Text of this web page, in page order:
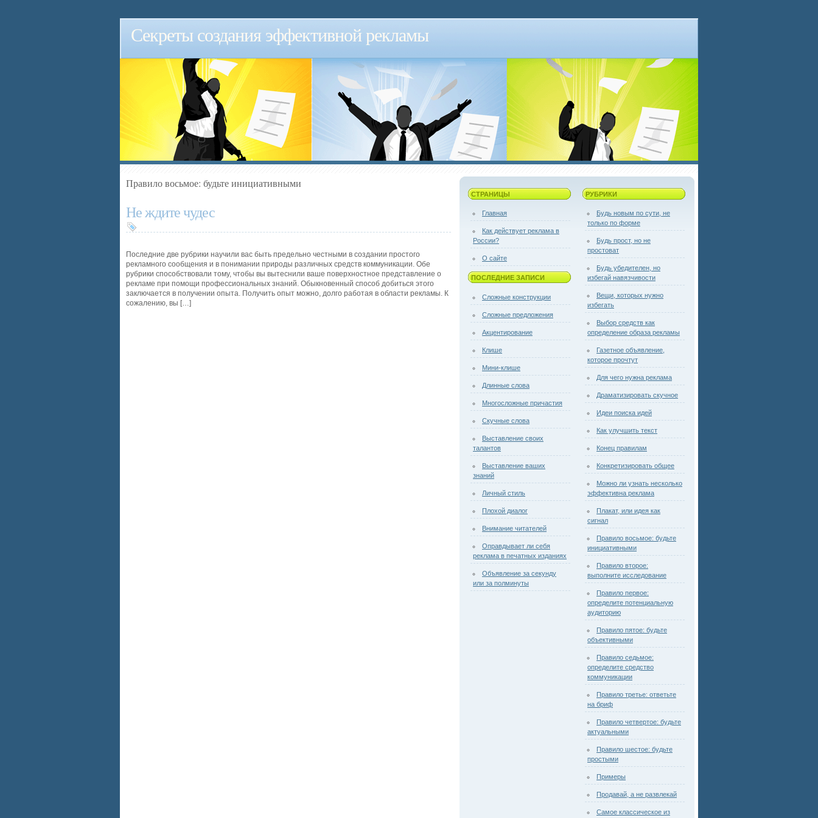
Секреты создания эффективной рекламы
Правило восьмое: будьте инициативными
Не ждите чудес
Последние две рубрики научили вас быть предельно честными в создании простого
рекламного сообщения и в понимании природы различных средств коммуникации. Обе
рубрики способствовали тому, чтобы вы вытеснили ваше поверхностное представление о
рекламе при помощи профессиональных знаний. Обыкновенный способ добиться этого
заключается в получении опыта. Получить опыт можно, долго работая в области рекламы. К
сожалению, вы […]
СТРАНИЦЫ
Главная
Как действует реклама в
России?
О сайте
ПОСЛЕДНИЕ ЗАПИСИ
Сложные конструкции
Сложные предложения
Акцентирование
Клише
Мини-клише
Длинные слова
Многосложные причастия
Скучные слова
Выставление своих
талантов
Выставление ваших
знаний
Личный стиль
Плохой диалог
Внимание читателей
Оправдывает ли себя
реклама в печатных изданиях
Объявление за секунду
или за полминуты
РУБРИКИ
Будь новым по сути, не
только по форме
Будь прост, но не
простоват
Будь убедителен, но
избегай навязчивости
Вещи, которых нужно
избегать
Выбор средств как
определение образа рекламы
Газетное объявление,
которое прочтут
Для чего нужна реклама
Драматизировать скучное
Идеи поиска идей
Как улучшить текст
Конец правилам
Конкретизировать общее
Можно ли узнать несколько
эффективна реклама
Плакат, или идея как
сигнал
Правило восьмое: будьте
инициативными
Правило второе:
выполните исследование
Правило первое:
определите потенциальную
аудиторию
Правило пятое: будьте
объективными
Правило седьмое:
определите средство
коммуникации
Правило третье: ответьте
на бриф
Правило четвертое: будьте
актуальными
Правило шестое: будьте
простыми
Примеры
Продавай, а не развлекай
Самое классическое из